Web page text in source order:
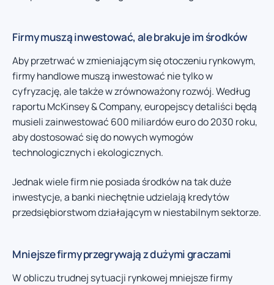
Firmy muszą inwestować, ale brakuje im środków
Aby przetrwać w zmieniającym się otoczeniu rynkowym,
firmy handlowe muszą inwestować nie tylko w
cyfryzację, ale także w zrównoważony rozwój. Według
raportu McKinsey & Company, europejscy detaliści będą
musieli zainwestować 600 miliardów euro do 2030 roku,
aby dostosować się do nowych wymogów
technologicznych i ekologicznych.
Jednak wiele firm nie posiada środków na tak duże
inwestycje, a banki niechętnie udzielają kredytów
przedsiębiorstwom działającym w niestabilnym sektorze.
Mniejsze firmy przegrywają z dużymi graczami
W obliczu trudnej sytuacji rynkowej mniejsze firmy